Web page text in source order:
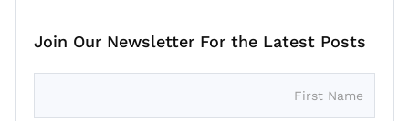
Join Our Newsletter For the Latest Posts